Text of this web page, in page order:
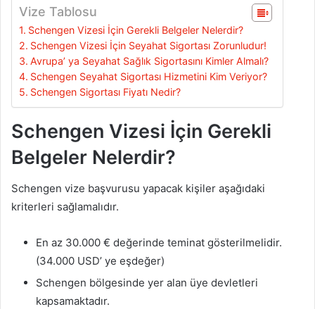
Vize Tablosu
Schengen Vizesi İçin Gerekli Belgeler Nelerdir?
Schengen Vizesi İçin Seyahat Sigortası Zorunludur!
Avrupa’ ya Seyahat Sağlık Sigortasını Kimler Almalı?
Schengen Seyahat Sigortası Hizmetini Kim Veriyor?
Schengen Sigortası Fiyatı Nedir?
Schengen Vizesi İçin Gerekli
Belgeler Nelerdir?
Schengen vize başvurusu yapacak kişiler aşağıdaki
kriterleri sağlamalıdır.
En az 30.000 € değerinde teminat gösterilmelidir.
(34.000 USD’ ye eşdeğer)
Schengen bölgesinde yer alan üye devletleri
kapsamaktadır.